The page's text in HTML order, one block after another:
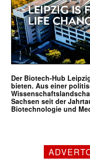
Der Biotech-Hub
bieten. Aus einer
Sachsen seit der
Biotechnologie und